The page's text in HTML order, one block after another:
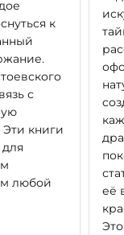
к
с
книги
любой
её